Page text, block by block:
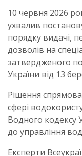
10 червня 2026
ухвалив
порядку видачі,
дозволів на
затвердженого
України від 13
Рішення
сфері
Водного кодексу
до управління
Експерти